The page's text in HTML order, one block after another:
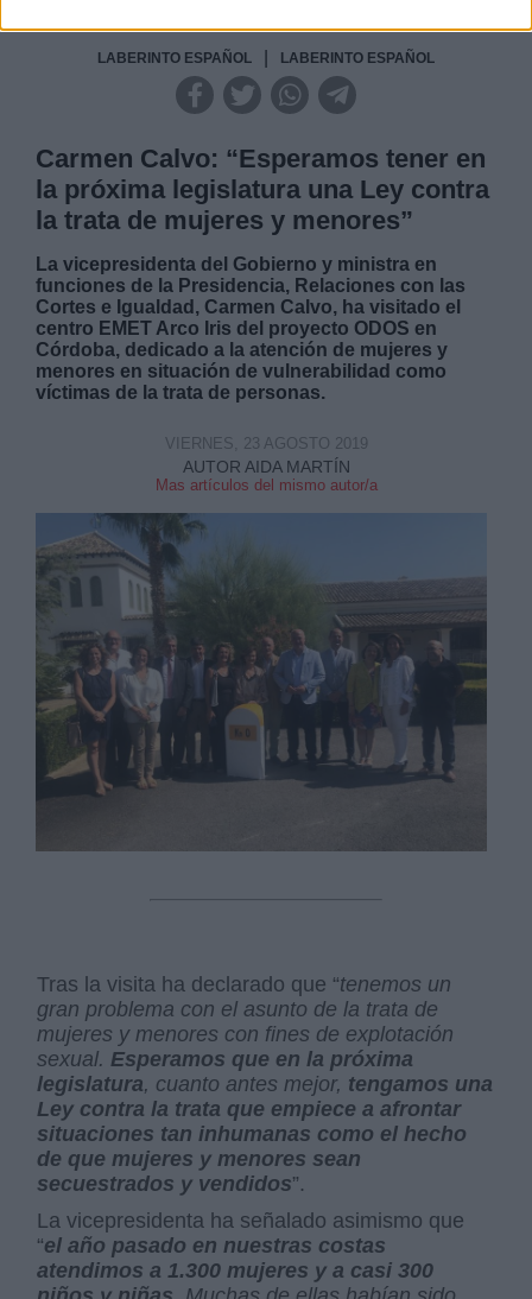
LABERINTO ESPAÑOL LABERINTO ESPAÑOL
Carmen Calvo: “Esperamos tener en
la próxima legislatura una Ley contra
la trata de mujeres y menores”
La vicepresidenta del Gobierno y ministra en
funciones de la Presidencia, Relaciones con las
Cortes e Igualdad, Carmen Calvo, ha visitado el
centro EMET Arco Iris del proyecto ODOS en
Córdoba, dedicado a la atención de mujeres y
menores en situación de vulnerabilidad como
víctimas de la trata de personas.
AUTOR AIDA MARTÍN
Mas artículos del mismo autor/a
VIERNES, 23 AGOSTO 2019
Tras la visita ha declarado que “tenemos un
gran problema con el asunto de la trata de
mujeres y menores con fines de explotación
sexual. Esperamos que en la próxima
legislatura, cuanto antes mejor, tengamos una
Ley contra la trata que empiece a afrontar
situaciones tan inhumanas como el hecho
de que mujeres y menores sean
secuestrados y vendidos”.
La vicepresidenta ha señalado asimismo que
“el año pasado en nuestras costas
atendimos a 1.300 mujeres y a casi 300